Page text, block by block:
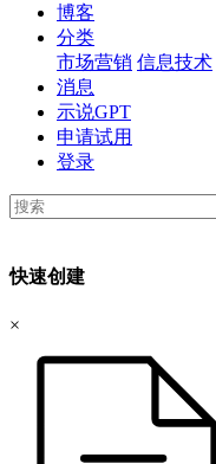
博客
分类
市场营销 信息技术
消息
示说GPT
申请试用
登录
快速创建
×